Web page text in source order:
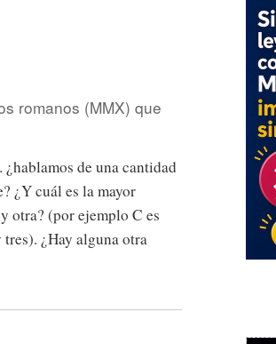
romanos (MMX) que
de una cantidad
¿Y cuál es la mayor
otra? (por ejemplo C es
¿Hay alguna otra